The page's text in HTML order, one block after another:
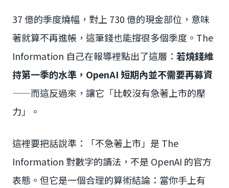
37 億的季度燒幅，對上 730 億的現金部位，意味
著就算不再進帳，這筆錢也能撐很多個季度。The
Information 自己在報導裡點出了這層： 若燒錢維
持第一季的水準，OpenAI 短期內並不需要再募資
——而這反過來，讓它「比較沒有急著上市的壓
力」。
這裡要把話說準：「不急著上市」是 The
Information 對數字的讀法，不是 OpenAI 的官方
表態。但它是一個合理的算術結論：當你手上有